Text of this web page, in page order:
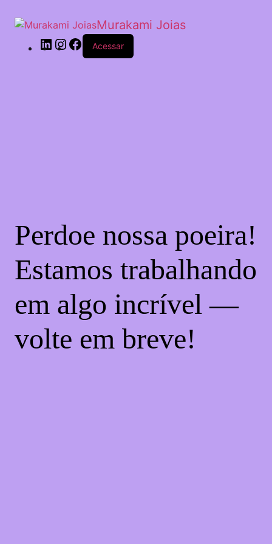
Murakami Joias
Acessar
Perdoe nossa poeira!
Estamos trabalhando
em algo incrível —
volte em breve!